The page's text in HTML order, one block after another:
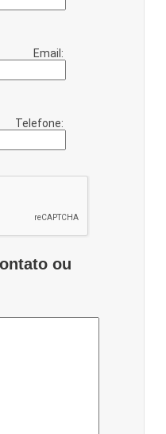
Email:
Telefone:
ou